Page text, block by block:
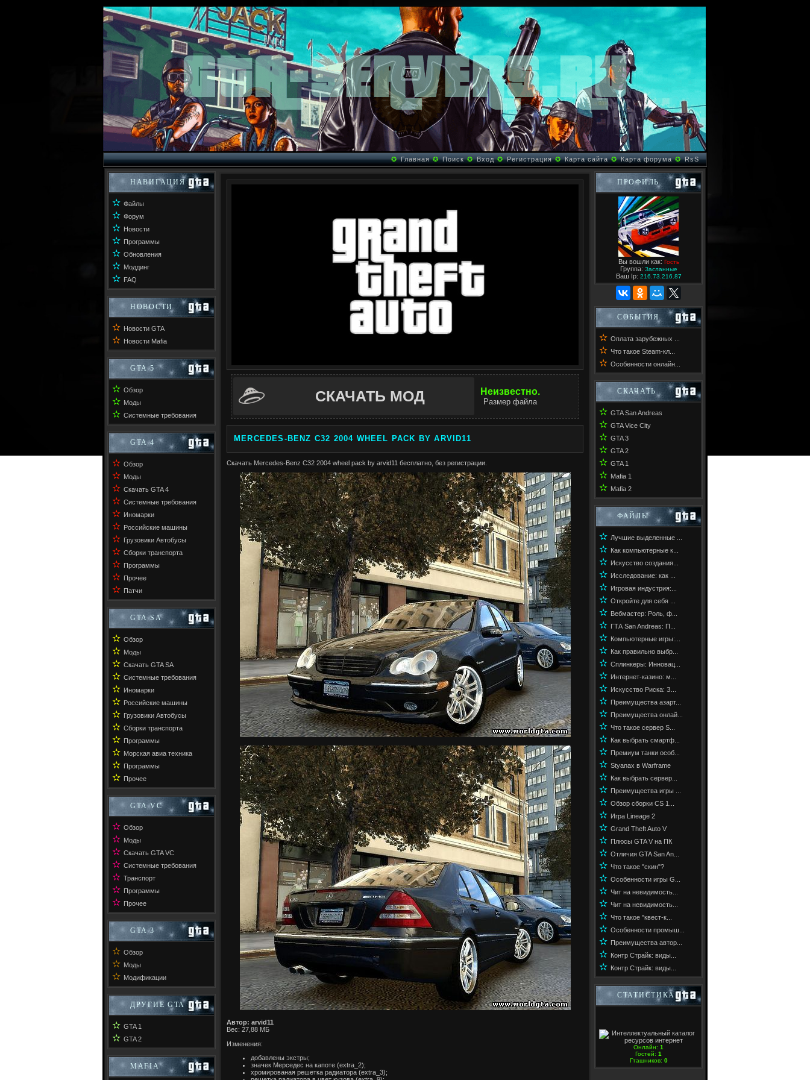
✪Главная✪Поиск✪Вход✪Регистрация✪Карта сайта✪Карта форума✪RsS
НАВИГАЦИЯ
✫ Файлы
✫ Форум
✫ Новости
✫ Программы
✫ Обновления
✫ Моддинг
✫ FAQ
НОВОСТИ
✫ Новости GTA
✫ Новости Mafia
GTA 5
✫ Обзор
✫ Моды
✫ Системные требования
GTA 4
✫ Обзор
✫ Моды
✫ Скачать GTA 4
✫ Системные требования
✫ Иномарки
✫ Российские машины
✫ Грузовики Автобусы
✫ Сборки транспорта
✫ Программы
✫ Прочее
✫ Патчи
GTA SA
✫ Обзор
✫ Моды
✫ Скачать GTA SA
✫ Системные требования
✫ Иномарки
✫ Российские машины
✫ Грузовики Автобусы
✫ Сборки транспорта
✫ Программы
✫ Морская авиа техника
✫ Программы
✫ Прочее
GTA VC
✫ Обзор
✫ Моды
✫ Скачать GTA VC
✫ Системные требования
✫ Транспорт
✫ Программы
✫ Прочее
GTA 3
✫ Обзор
✫ Моды
✫ Модификации
ДРУГИЕ GTA
✫ GTA 1
✫ GTA 2
MAFIA
СКАЧАТЬ МОД Неизвестно.
Размер файла
MERCEDES-BENZ C32 2004 WHEEL PACK BY ARVID11
Скачать Mercedes-Benz C32 2004 wheel pack by arvid11 бесплатно, без регистрации.
Автор: arvid11
Вес: 27,88 МБ
Изменения:
добавлены экстры;
значек Мерседес на капоте (extra_2);
хромированая решетка радиатора (extra_3);
ПРОФИЛЬ
Вы вошли как: Гость
Группа: Засланные
Ваш Ip: 216.73.216.87
СОБЫТИЯ
✫ Оплата зарубежных ...
✫ Что такое Steam-кл...
✫ Особенности онлайн...
СКАЧАТЬ
✫ GTA San Andreas
✫ GTA Vice City
✫ GTA 3
✫ GTA 2
✫ GTA 1
✫ Mafia 1
✫ Mafia 2
ФАЙЛЫ
✫ Лучшие выделенные ...
✫ Как компьютерные к...
✫ Искусство создания...
✫ Исследование: как ...
✫ Игровая индустрия:...
✫ Откройте для себя ...
✫ Вебмастер: Роль, ф...
✫ ГТА San Andreas: П...
✫ Компьютерные игры:...
✫ Как правильно выбр...
✫ Сплинкеры: Инновац...
✫ Интернет-казино: м...
✫ Искусство Риска: З...
✫ Преимущества азарт...
✫ Преимущества онлай...
✫ Что такое сервер S...
✫ Как выбрать смартф...
✫ Премиум танки особ...
✫ Styanax в Warframe
✫ Как выбрать сервер...
✫ Преимущества игры ...
✫ Обзор сборки CS 1...
✫ Игра Lineage 2
✫ Grand Theft Auto V
✫ Плюсы GTA V на ПК
✫ Отличия GTA San An...
✫ Что такое "скин"?
✫ Особенности игры G...
✫ Чит на невидимость...
✫ Чит на невидимость...
✫ Что такое "квест-к...
✫ Особенности промыш...
✫ Преимущества автор...
✫ Контр Страйк: виды...
✫ Контр Страйк: виды...
СТАТИСТИКА
Онлайн: 1
Гостей: 1
Гташников: 0